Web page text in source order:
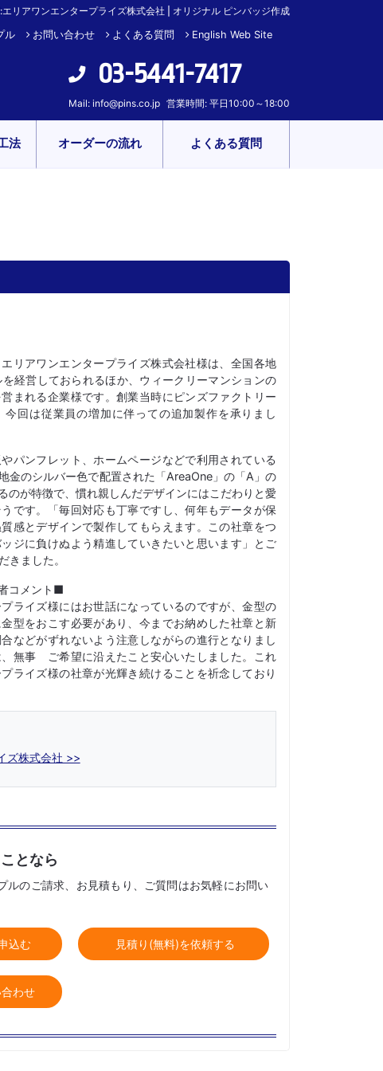
リアワンエンタープライズ株式会社 | オリジナル ピンバッジ作成
ル お問い合わせ よくある質問 English Web Site
03-5441-7417
Mail: info@pins.co.jp 営業時間: 平日10:00～18:00
法 オーダーの流れ よくある質問
リアワンエンタープライズ株式会社様は、全国各地
経営しておられるほか、ウィークリーマンションの
まれる企業様です。創業当時にピンズファクトリー
今回は従業員の増加に伴っての追加製作を承りまし
パンフレット、ホームページなどで利用されている
金のシルバー色で配置された「AreaOne」の「A」の
のが特徴で、慣れ親しんだデザインにはこだわりと愛
です。「毎回対応も丁寧ですし、何年もデータが保
感とデザインで製作してもらえます。この社章をつ
ジに負けぬよう精進していきたいと思います」とご
きました。
コメント■
ライズ様にはお世話になっているのですが、金型の
型をおこす必要があり、今までお納めした社章と新
などがずれないよう注意しながらの進行となりまし
無事 ご希望に沿えたこと安心いたしました。これ
ライズ様の社章が光輝き続けることを祈念しており
ズ株式会社 >>
となら
ルのご請求、お見積もり、ご質問はお気軽にお問い
込む 見積り(無料)を依頼する
わせ